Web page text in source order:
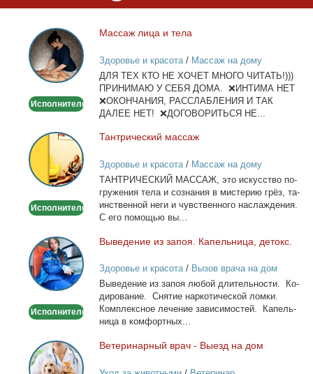
Массаж
лица
и
тела
Исполнитель
Мас­саж ли­ца и те­ла
Здоровье и красота/ Массаж на дому
ДЛЯ ТЕХ КТО НЕ ХОЧЕТ МНОГО ЧИТАТЬ!)))
ПРИНИМАЮ У СЕБЯ ДОМА. ❌ИНТИМА НЕТ
❌ОКОНЧАНИЯ, РАССЛАБЛЕНИЯ И ТАК
ДАЛЕЕ НЕТ! ❌ДОГОВОРИТЬСЯ НЕ...
Тантрический
массаж
Исполнитель
Тан­три­че­ский мас­саж
Здоровье и красота/ Массаж на дому
ТАНТРИЧЕСКИЙ МАССАЖ, это ис­кус­ство по­
гру­же­ния те­ла и со­зна­ния в ми­сте­рию грёз, та­
ин­ствен­ной неги и чув­ствен­но­го на­сла­жде­ния.
С его по­мо­щью вы...
Выведение
из
запоя.
Капельница,
Исполнитель
Вы­ве­де­ние из за­поя. Ка­пель­ни­ца, де­токс.
Здоровье и красота/ Вызов врача на дом
Вы­ве­де­ние из за­поя лю­бой дли­тель­но­сти. Ко­
ди­ро­ва­ние. Сня­тие нар­ко­ти­че­ской лом­ки.
Ком­плекс­ное ле­че­ние за­ви­си­мо­стей. Ка­пель­
ни­ца в ком­форт­ных...
Ветеринарный
врач
Ве­те­ри­нар­ный врач - Вы­езд на дом